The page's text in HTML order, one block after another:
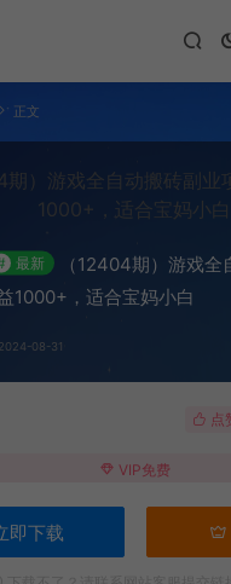
正文
最新
（12404期）游戏全
1000+，适合宝妈小白
2024-08-31
点
VIP免费
即下载